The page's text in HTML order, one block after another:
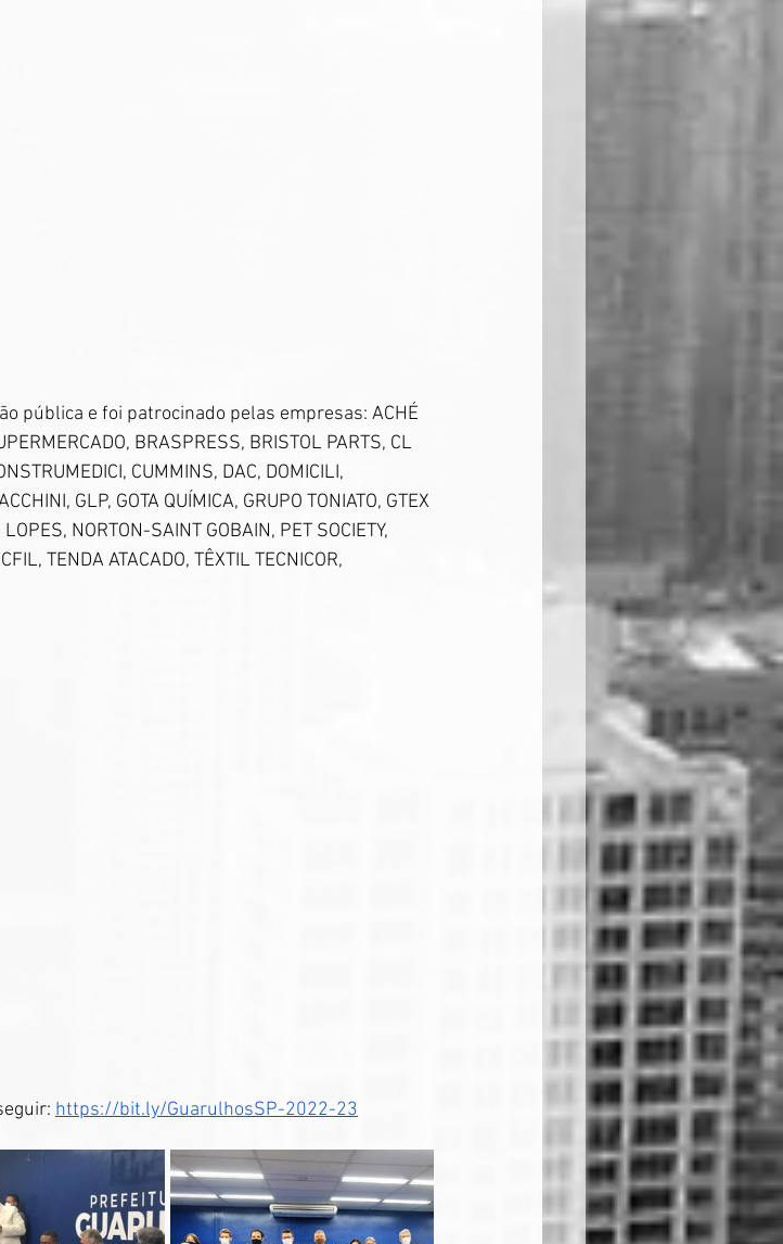
pública e foi patrocinado pelas empresas: ACHÉ
BRASPRESS, BRISTOL PARTS, CL
CUMMINS, DAC, DOMICILI,
GLP, GOTA QUÍMICA, GRUPO TONIATO, GTEX
NORTON-SAINT GOBAIN, PET SOCIETY,
TENDA ATACADO, TÊXTIL TECNICOR,
https://bit.ly/GuarulhosSP-2022-23